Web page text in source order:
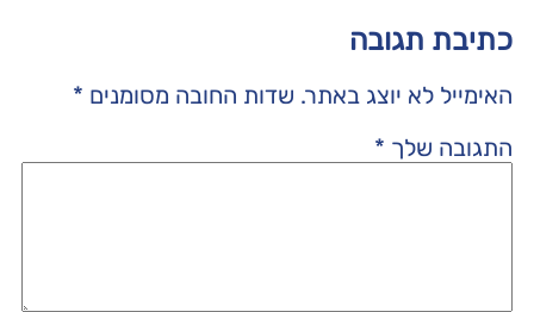
כתיבת תגובה
האימייל לא יוצג באתר. שדות החובה מסומנים *
התגובה שלך *